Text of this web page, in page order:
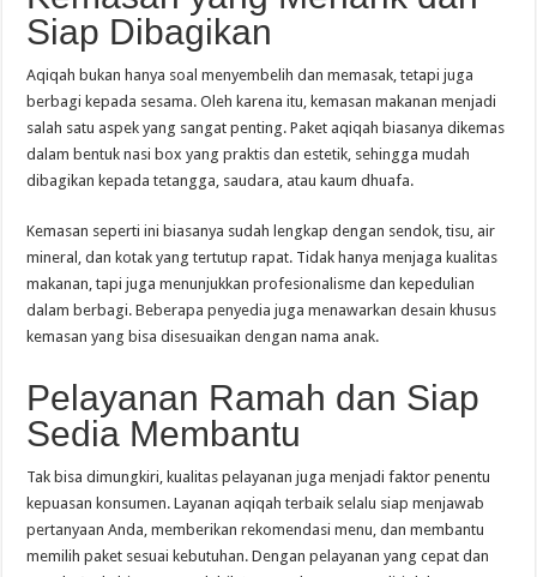
Siap Dibagikan
Aqiqah bukan hanya soal menyembelih dan memasak, tetapi juga
berbagi kepada sesama. Oleh karena itu, kemasan makanan menjadi
salah satu aspek yang sangat penting. Paket aqiqah biasanya dikemas
dalam bentuk nasi box yang praktis dan estetik, sehingga mudah
dibagikan kepada tetangga, saudara, atau kaum dhuafa.
Kemasan seperti ini biasanya sudah lengkap dengan sendok, tisu, air
mineral, dan kotak yang tertutup rapat. Tidak hanya menjaga kualitas
makanan, tapi juga menunjukkan profesionalisme dan kepedulian
dalam berbagi. Beberapa penyedia juga menawarkan desain khusus
kemasan yang bisa disesuaikan dengan nama anak.
Pelayanan Ramah dan Siap
Sedia Membantu
Tak bisa dimungkiri, kualitas pelayanan juga menjadi faktor penentu
kepuasan konsumen. Layanan aqiqah terbaik selalu siap menjawab
pertanyaan Anda, memberikan rekomendasi menu, dan membantu
memilih paket sesuai kebutuhan. Dengan pelayanan yang cepat dan